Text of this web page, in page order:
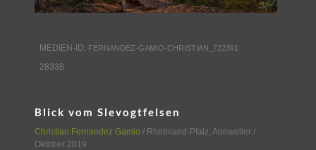
AUSSTELLUNGEN
KONTAKT
MEDIEN-ID: FERNANDEZ-GAMIO-CHRISTIAN_722391
28338
Blick vom Slevogtfelsen
Christian Fernandez Gamio / Rheinland-Pfalz Annweiler /
Oktober 2019